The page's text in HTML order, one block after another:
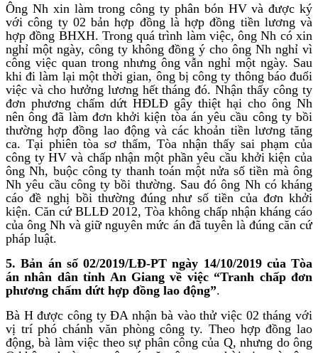
Ông Nh xin làm trong công ty phân bón HV và được ký
với công ty 02 bản hợp đồng là hợp đồng tiền lương và
hợp đồng BHXH. Trong quá trình làm việc, ông Nh có xin
nghỉ một ngày, công ty không đồng ý cho ông Nh nghỉ vì
công việc quan trong nhưng ông vẫn nghỉ một ngày. Sau
khi đi làm lại một thời gian, ông bị công ty thông báo đuổi
việc và cho hưởng lương hết tháng đó. Nhận thấy công ty
đơn phương chấm dứt HĐLĐ gây thiệt hại cho ông Nh
nên ông đã làm đơn khởi kiện tòa án yêu cầu công ty bồi
thường hợp đồng lao động và các khoản tiền lương tăng
ca. Tại phiên tòa sơ thẩm, Tòa nhận thấy sai phạm của
công ty HV và chấp nhận một phần yêu cầu khởi kiện của
ông Nh, buộc công ty thanh toán một nửa số tiền mà ông
Nh yêu cầu công ty bồi thường. Sau đó ông Nh có kháng
cáo đề nghị bồi thường đúng như số tiền của đơn khởi
kiện. Căn cứ BLLĐ 2012, Tòa không chấp nhận kháng cáo
của ông Nh và giữ nguyên mức án đã tuyên là đúng căn cứ
pháp luật.
5. Bản án số 02/2019/LĐ-PT ngày 14/10/2019 của Tòa
án nhân dân tỉnh An Giang về việc “Tranh chấp đơn
phương chấm dứt hợp đồng lao động”.
Bà H được công ty ĐA nhận bà vào thử việc 02 tháng với
vị trí phó chánh văn phòng công ty. Theo hợp đồng lao
động, bà làm việc theo sự phân công của Q, nhưng do ông